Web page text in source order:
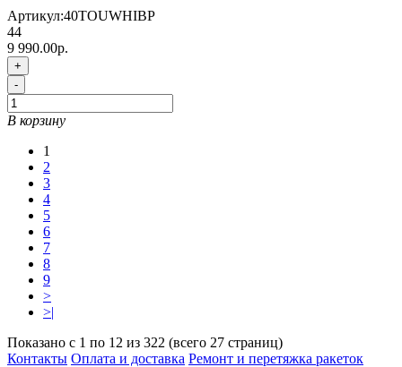
Артикул:40TOUWHIBP
44
9 990.00р.
+
-
В корзину
1
2
3
4
5
6
7
8
9
>
>|
Показано с 1 по 12 из 322 (всего 27 страниц)
Контакты Оплата и доставка Ремонт и перетяжка ракеток